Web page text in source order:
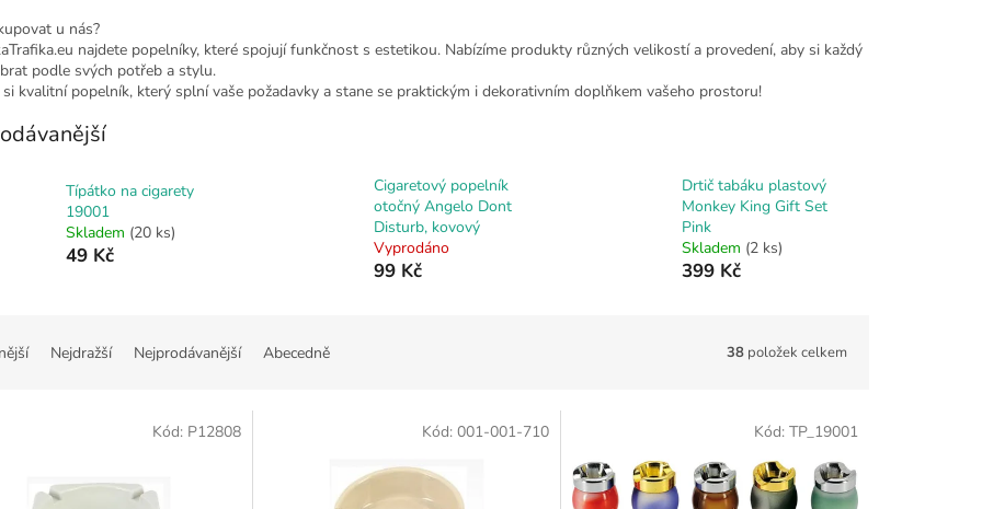
u nás?
najdete popelníky, které spojují funkčnost s estetikou. Nabízíme produkty různých velikostí a provedení, aby si každý
podle svých potřeb a stylu.
kvalitní popelník, který splní vaše požadavky a stane se praktickým i dekorativním doplňkem vašeho prostoru!
Típátko na cigarety
19001
Skladem (20 ks)
49 Kč
Cigaretový popelník
otočný Angelo Dont
Disturb, kovový
Vyprodáno
99 Kč
Drtič tabáku plastový
Monkey King Gift Set
Pink
Skladem (2 ks)
399 Kč
Nejdražší Nejprodávanější Abecedně 38 položek celkem
Kód: P12808 Kód: 001-001-710 Kód: TP_19001